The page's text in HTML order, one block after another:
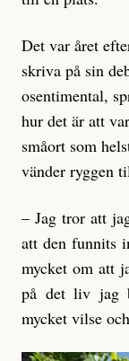
Det var året
skriva på sin
osentimental,
hur det är att
småort som
vänder ryggen
– Jag tror att
att den funnits
mycket om att
på det liv jag
mycket vilse